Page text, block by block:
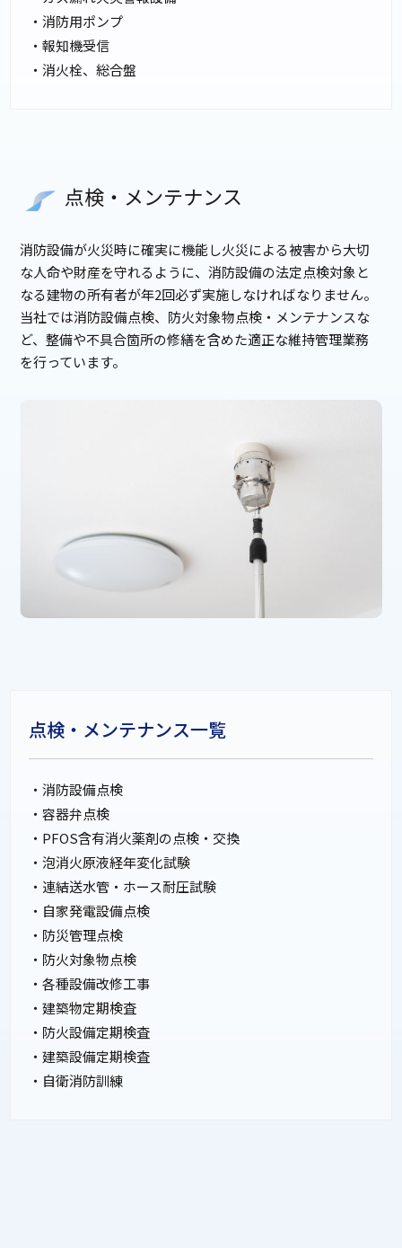
・消防用ポンプ
・報知機受信
・消火栓、総合盤
点検・メンテナンス
消防設備が火災時に確実に機能し火災による被害から大切
な人命や財産を守れるように、消防設備の法定点検対象と
なる建物の所有者が年2回必ず実施しなければなりません。
当社では消防設備点検、防火対象物点検・メンテナンスな
ど、整備や不具合箇所の修繕を含めた適正な維持管理業務
を行っています。
点検・ メンテナンス一覧
・消防設備点検
・容器弁点検
・PFOS含有消火薬剤の点検・交換
・泡消火原液経年変化試験
・連結送水管・ホース耐圧試験
・自家発電設備点検
・防災管理点検
・防火対象物点検
・各種設備改修工事
・建築物定期検査
・防火設備定期検査
・建築設備定期検査
・自衛消防訓練